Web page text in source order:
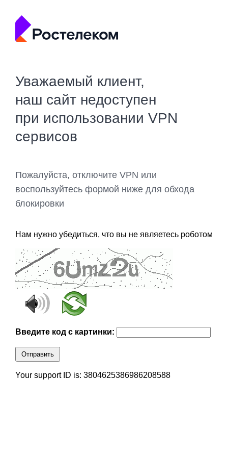
Уважаемый клиент,
наш сайт недоступен
при использовании VPN
сервисов
Пожалуйста, отключите VPN или
воспользуйтесь формой ниже для обхода
блокировки
Нам нужно убедиться, что вы не являетесь роботом
Введите код с картинки:
Отправить
Your support ID is: 3804625386986208588